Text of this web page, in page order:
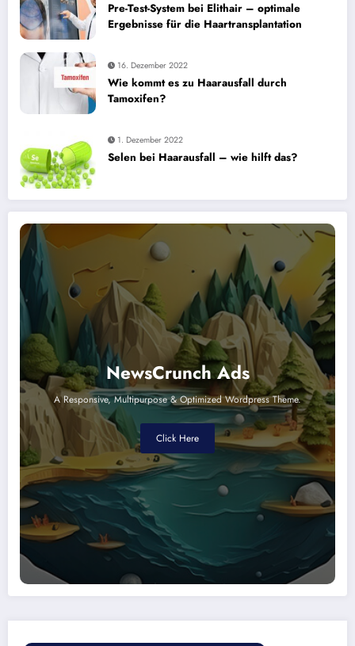
Pre-Test-System bei Elithair – optimale
Ergebnisse für die Haartransplantation
16. Dezember 2022
Wie kommt es zu Haarausfall durch
Tamoxifen?
1. Dezember 2022
Selen bei Haarausfall – wie hilft das?
NewsCrunch Ads
A Responsive, Multipurpose & Optimized Wordpress Theme.
Click Here